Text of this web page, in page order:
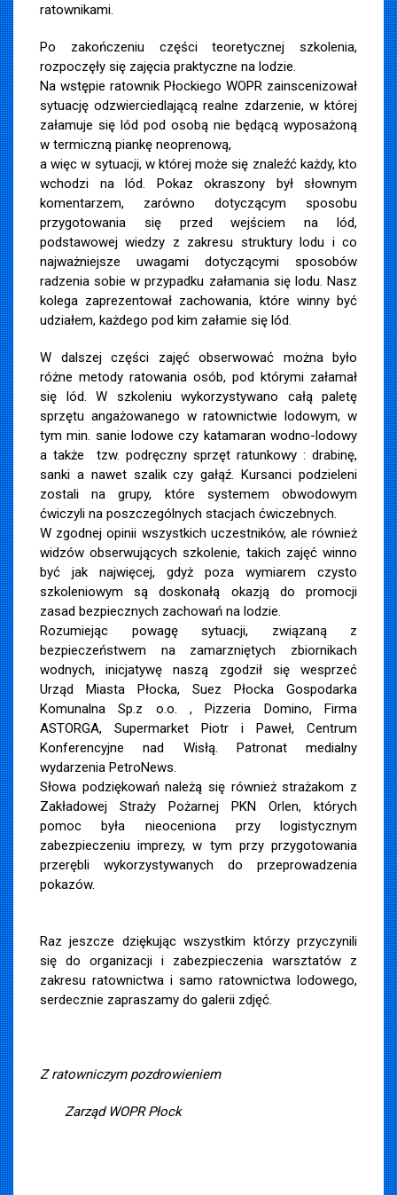
ratownikami.
Po zakończeniu części teoretycznej szkolenia,
rozpoczęły się zajęcia praktyczne na lodzie.
Na wstępie ratownik Płockiego WOPR zainscenizował
sytuację odzwierciedlającą realne zdarzenie, w której
załamuje się lód pod osobą nie będącą wyposażoną
w termiczną piankę neoprenową,
a więc w sytuacji, w której może się znaleźć każdy, kto
wchodzi na lód. Pokaz okraszony był słownym
komentarzem, zarówno dotyczącym sposobu
przygotowania się przed wejściem na lód,
podstawowej wiedzy z zakresu struktury lodu i co
najważniejsze uwagami dotyczącymi sposobów
radzenia sobie w przypadku załamania się lodu. Nasz
kolega zaprezentował zachowania, które winny być
udziałem, każdego pod kim załamie się lód.
W dalszej części zajęć obserwować można było
różne metody ratowania osób, pod którymi załamał
się lód. W szkoleniu wykorzystywano całą paletę
sprzętu angażowanego w ratownictwie lodowym, w
tym min. sanie lodowe czy katamaran wodno-lodowy
a także tzw. podręczny sprzęt ratunkowy : drabinę,
sanki a nawet szalik czy gałąź. Kursanci podzieleni
zostali na grupy, które systemem obwodowym
ćwiczyli na poszczególnych stacjach ćwiczebnych.
W zgodnej opinii wszystkich uczestników, ale również
widzów obserwujących szkolenie, takich zajęć winno
być jak najwięcej, gdyż poza wymiarem czysto
szkoleniowym są doskonałą okazją do promocji
zasad bezpiecznych zachowań na lodzie.
Rozumiejąc powagę sytuacji, związaną z
bezpieczeństwem na zamarzniętych zbiornikach
wodnych, inicjatywę naszą zgodził się wesprzeć
Urząd Miasta Płocka, Suez Płocka Gospodarka
Komunalna Sp.z o.o. , Pizzeria Domino, Firma
ASTORGA, Supermarket Piotr i Paweł, Centrum
Konferencyjne nad Wisłą. Patronat medialny
wydarzenia PetroNews.
Słowa podziękowań należą się również strażakom z
Zakładowej Straży Pożarnej PKN Orlen, których
pomoc była nieoceniona przy logistycznym
zabezpieczeniu imprezy, w tym przy przygotowania
przerębli wykorzystywanych do przeprowadzenia
pokazów.
Raz jeszcze dziękując wszystkim którzy przyczynili
się do organizacji i zabezpieczenia warsztatów z
zakresu ratownictwa i samo ratownictwa lodowego,
serdecznie zapraszamy do galerii zdjęć.
Z ratowniczym pozdrowieniem
Zarząd WOPR Płock